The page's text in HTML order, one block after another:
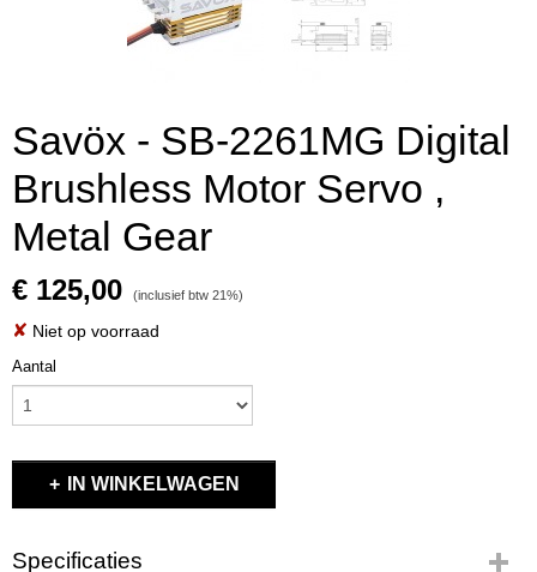
Savöx - SB-2261MG Digital
Brushless Motor Servo ,
Metal Gear
€ 125,00 (inclusief btw 21%)
✘ Niet op voorraad
Aantal
IN WINKELWAGEN
Specificaties